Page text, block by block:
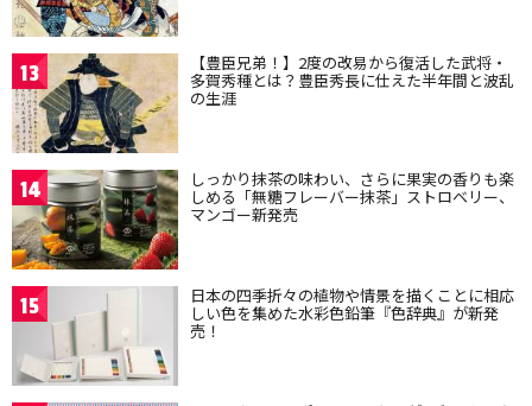
13 【豊臣兄弟！】2度の改易から復活した武将・
多賀秀種とは？豊臣秀長に仕えた半年間と波乱
の生涯
14 しっかり抹茶の味わい、さらに果実の香りも楽
しめる「無糖フレーバー抹茶」ストロベリー、
マンゴー新発売
15 日本の四季折々の植物や情景を描くことに相応
しい色を集めた水彩色鉛筆『色辞典』が新発
売！